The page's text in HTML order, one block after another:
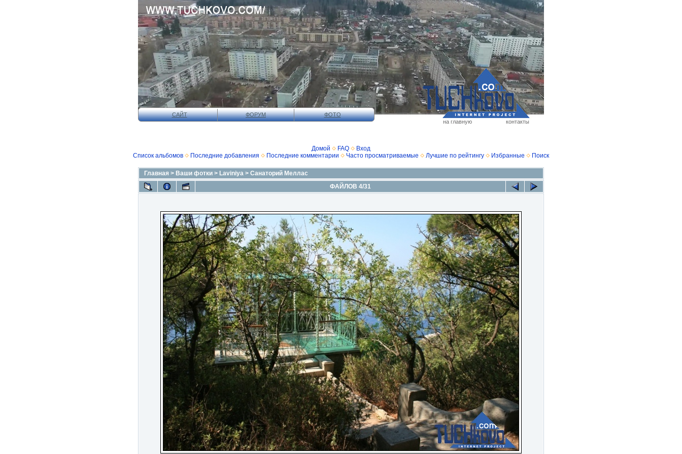
САЙТ ФОРУМ
ФОТО
на главную
контакты
Домой FAQ
Вход
Список альбомов
Последние добавления Последние комментарии Часто просматриваемые Лучшие по рейтингу Избранные Поиск
Главная > Ваши фотки > Laviniya > Санаторий Меллас
ФАЙЛОВ 4/31